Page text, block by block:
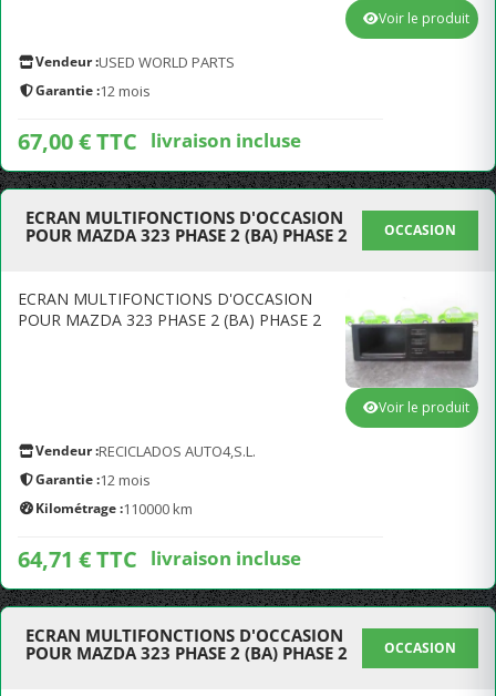
Vendeur :USED WORLD PARTS
Garantie :12 mois
67,00 € TTC livraison incluse
Voir le produit
ECRAN MULTIFONCTIONS D'OCCASION
POUR MAZDA 323 PHASE 2 (BA) PHASE 2
OCCASION
ECRAN MULTIFONCTIONS D'OCCASION
POUR MAZDA 323 PHASE 2 (BA) PHASE 2
Vendeur :RECICLADOS AUTO4,S.L.
Garantie :12 mois
Kilométrage :110000 km
64,71 € TTC livraison incluse
Voir le produit
ECRAN MULTIFONCTIONS D'OCCASION
POUR MAZDA 323 PHASE 2 (BA) PHASE 2
OCCASION